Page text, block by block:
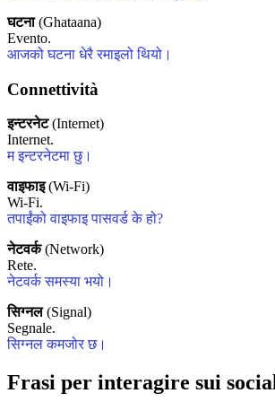
घटना(Ghataana)
Evento.
आजको घटना धेरै रमाइलो थियो।
Connettività
इन्टरनेट(Internet)
Internet.
म इन्टरनेटमा छु।
वाइफाइ(Wi-Fi)
Wi-Fi.
तपाईंको वाइफाइ पासवर्ड के हो?
नेटवर्क(Network)
Rete.
नेटवर्क समस्या भयो।
सिग्नल(Signal)
Segnale.
सिग्नल कमजोर छ।
Frasi per interagire sui